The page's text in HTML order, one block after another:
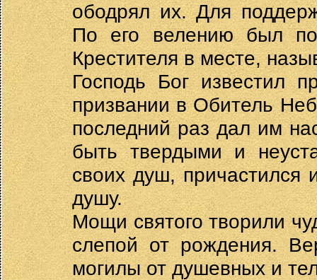
ободрял их. Для
По его велению был
Крестителя в месте,
Господь Бог известил
призвании в Обитель
последний раз дал им
быть твердыми и
своих душ, причастился
душу.
Мощи святого творили
слепой от рождения.
могилы от душевных и